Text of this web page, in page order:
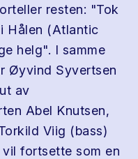
resten: "Tok
Hålen (Atlantic
helg". I samme
Øyvind Syvertsen
av
Abel Knutsen,
Viig (bass)
fortsette som en